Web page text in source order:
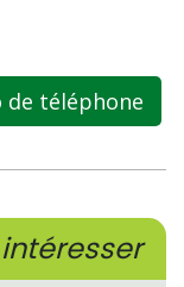
de téléphone